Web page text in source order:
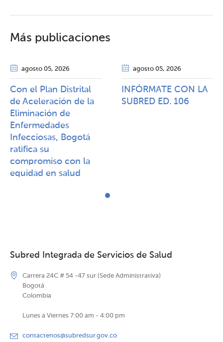
Más publicaciones
agosto 05, 2026
Con el Plan Distrital
de Aceleración de la
Eliminación de
Enfermedades
Infecciosas, Bogotá
ratifica su
compromiso con la
equidad en salud
agosto 05, 2026
INFÓRMATE CON LA
SUBRED ED. 106
Subred Integrada de Servicios de Salud
Carrera 24C # 54 -47 sur (Sede Administrativa)
Bogotá
Colombia
Lunes a Viernes 7:00 am - 4:00 pm
contactenos@subredsur.gov.co